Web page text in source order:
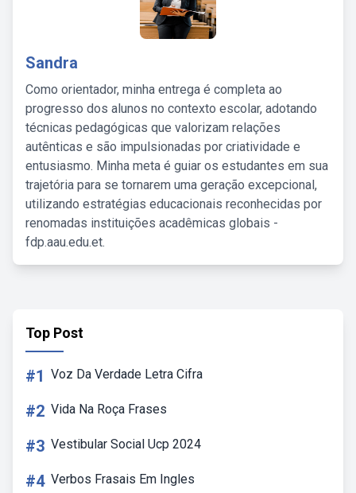
Sandra
Como orientador, minha entrega é completa ao
progresso dos alunos no contexto escolar, adotando
técnicas pedagógicas que valorizam relações
autênticas e são impulsionadas por criatividade e
entusiasmo. Minha meta é guiar os estudantes em sua
trajetória para se tornarem uma geração excepcional,
utilizando estratégias educacionais reconhecidas por
renomadas instituições acadêmicas globais -
fdp.aau.edu.et.
Top Post
#1 Voz Da Verdade Letra Cifra
#2 Vida Na Roça Frases
#3 Vestibular Social Ucp 2024
#4 Verbos Frasais Em Ingles